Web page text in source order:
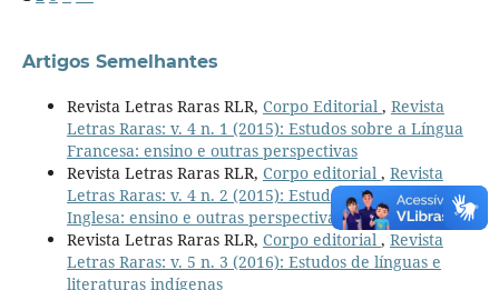
Artigos Semelhantes
Revista Letras Raras RLR, Corpo Editorial , Revista
Letras Raras: v. 4 n. 1 (2015): Estudos sobre a Língua
Francesa: ensino e outras perspectivas
Revista Letras Raras RLR, Corpo editorial , Revista
Letras Raras: v. 4 n. 2 (2015): Estudos sobre a Língua
Inglesa: ensino e outras perspectivas
Revista Letras Raras RLR, Corpo editorial , Revista
Letras Raras: v. 5 n. 3 (2016): Estudos de línguas e
literaturas indígenas